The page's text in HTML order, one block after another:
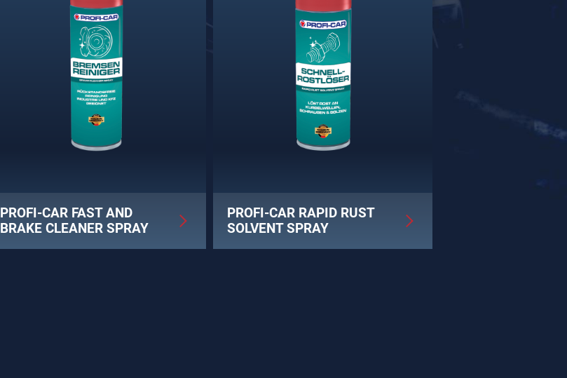
PROFI-CAR FAST AND
BRAKE CLEANER SPRAY
PROFI-CAR RAPID RUST
SOLVENT SPRAY